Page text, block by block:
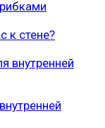
к стене?